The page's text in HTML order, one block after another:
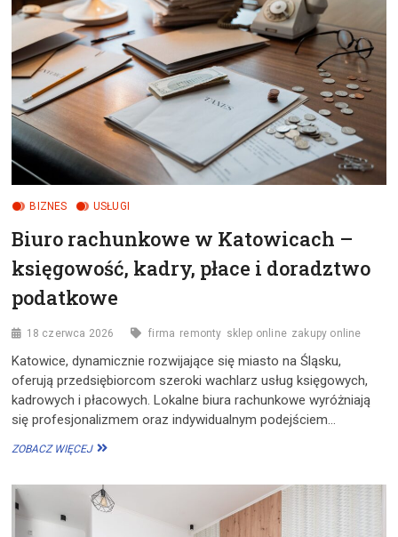
POŁUDNIOWOAFRYKAŃSKIE
WINA
Z
REPUBLIKI
POŁUDNIOWEJ
AFRYKI
BIZNES USŁUGI
Biuro rachunkowe w Katowicach –
księgowość, kadry, płace i doradztwo
podatkowe
18 czerwca 2026 firma remonty sklep online zakupy online
Katowice, dynamicznie rozwijające się miasto na Śląsku,
oferują przedsiębiorcom szeroki wachlarz usług księgowych,
kadrowych i płacowych. Lokalne biura rachunkowe wyróżniają
się profesjonalizmem oraz indywidualnym podejściem…
ZOBACZ WIĘCEJBIURO
KATOWICACH
–